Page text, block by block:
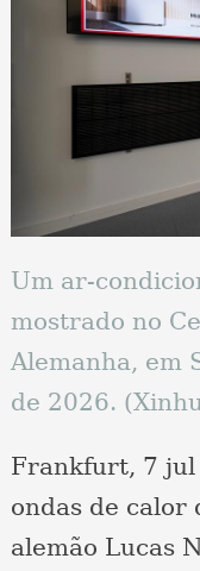
Um ar-
mostrado no
Alemanha, em
de 2026.
Frankfurt, 7 jul
ondas de calor
alemão Lucas